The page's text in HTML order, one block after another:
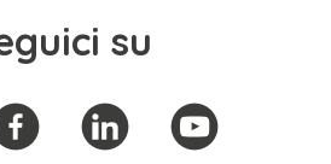
su